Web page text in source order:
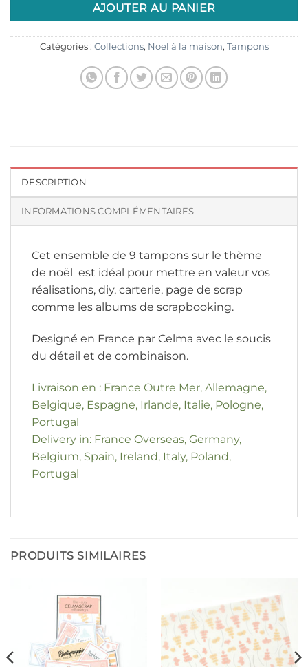
AJOUTER AU PANIER
Catégories : Collections, Noel à la maison, Tampons
DESCRIPTION
INFORMATIONS COMPLÉMENTAIRES
Cet ensemble de 9 tampons sur le thème
de noël est idéal pour mettre en valeur vos
réalisations, diy, carterie, page de scrap
comme les albums de scrapbooking.
Designé en France par Celma avec le soucis
du détail et de combinaison.
Livraison en : France Outre Mer, Allemagne,
Belgique, Espagne, Irlande, Italie, Pologne,
Portugal
Delivery in: France Overseas, Germany,
Belgium, Spain, Ireland, Italy, Poland,
Portugal
PRODUITS SIMILAIRES